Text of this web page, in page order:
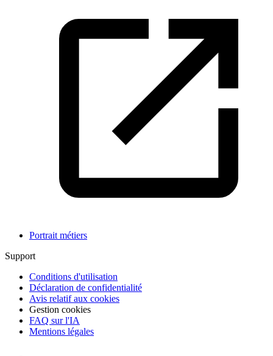
Portrait métiers
Support
Conditions d'utilisation
Déclaration de confidentialité
Avis relatif aux cookies
Gestion cookies
FAQ sur l'IA
Mentions légales